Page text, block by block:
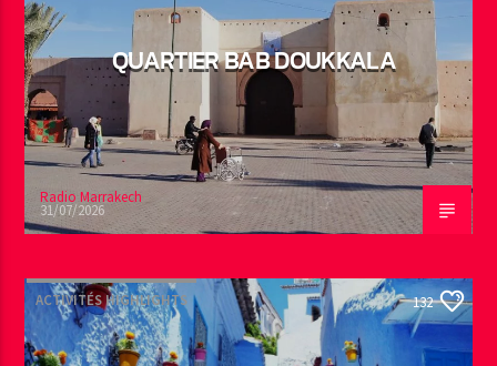
QUARTIER BAB DOUKKALA
Radio Marrakech
31/07/2026
ACTIVITÉS HIGHLIGHTS 132